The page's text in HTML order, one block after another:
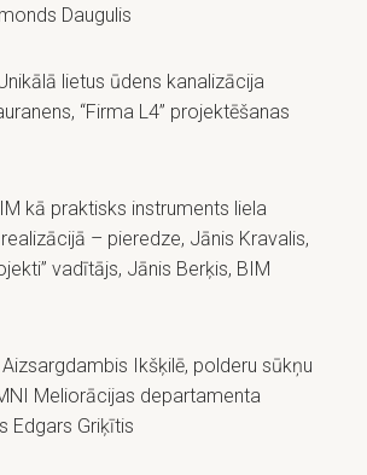
Daugulis
lietus ūdens kanalizācija
“Firma L4” projektēšanas
kā praktisks instruments liela
– pieredze, Jānis Kravalis,
vadītājs, Jānis Berķis, BIM
Ikšķilē, polderu sūkņu
Meliorācijas departamenta
Edgars Griķītis